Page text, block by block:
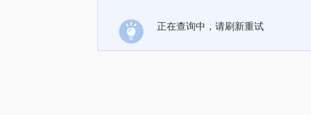
正在查询中，请刷新重试